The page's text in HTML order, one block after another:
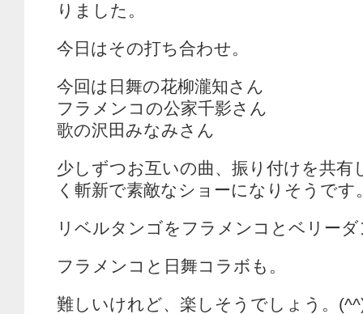
りました。
今日はその打ち合わせ。
今回は日舞の花柳瀧知さん
フラメンコの公家千影さん
歌の沢田みなみさん
少しずつお互いの曲、振り付けを共有
く斬新で素敵なショーになりそうです
リベルタンゴをフラメンコとベリー
フラメンコと日舞コラボも。
難しいけれど、楽しそうでしょう。